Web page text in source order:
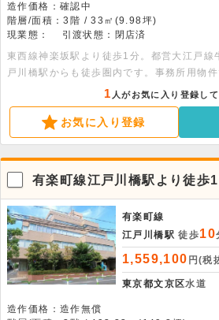
造作価格：確認中
階層/面積：3階 / 33㎡(9.98坪)
現業態：
引渡状態：閉店済
東西線神楽坂駅より徒歩1分。都営大江戸線
戸川橋駅からも徒歩圏内です。事務所用物
どにもおすすめです。 エアコン2基、シン
す。共用のトイレもあります。
1 人がお気に入り登録し
お気に入り登録
有楽町線江戸川橋駅より徒歩
有楽町線
江戸川橋駅 徒歩10
1,559,100 円(税
東京都文京区水道
造作価格：造作無償